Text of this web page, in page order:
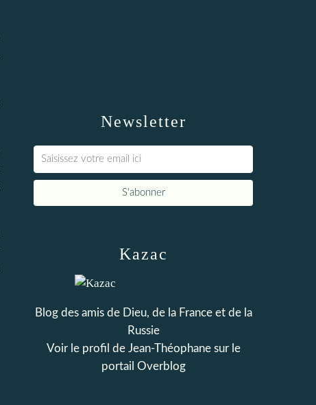
Newsletter
Kazac
Blog des amis de Dieu, de la France et de la
Russie
Voir le profil de Jean-Théophanesur le
portail Overblog